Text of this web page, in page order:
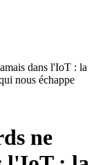
dans l'IoT : la
nous échappe
ne